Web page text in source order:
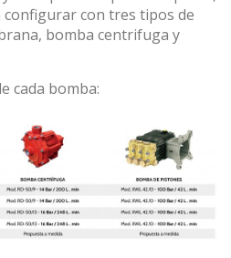
con tres tipos de
bomba centrifuga y
cada bomba:
de este sitio web. La
este tipo de cookies se
actividad de la web para la
de los usuarios con
usuarios del servicio. Permiten
de productos recomendados.
para almacenar información
personales del usuario
continuada de sus hábitos de